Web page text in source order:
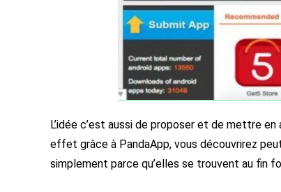
L’idée c’est aussi de proposer et de mettre
effet grâce à PandaApp, vous découvrirez
simplement parce qu’elles se trouvent au fin